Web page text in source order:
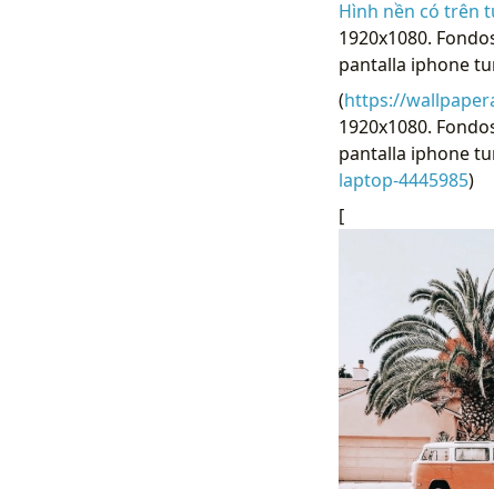
Hình nền có trên
1920x1080.
pantalla iphone
(https://
1920x1080.
pantalla iphone
laptop-4445985)
[